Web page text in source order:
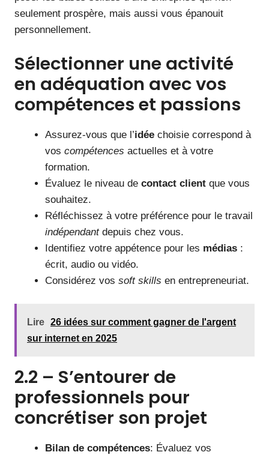
seulement prospère, mais aussi vous épanouit
personnellement.
Sélectionner une activité
en adéquation avec vos
compétences et passions
Assurez-vous que l’idée choisie correspond à
vos compétences actuelles et à votre
formation.
Évaluez le niveau de contact client que vous
souhaitez.
Réfléchissez à votre préférence pour le travail
indépendantdepuis chez vous.
Identifiez votre appétence pour les médias :
écrit, audio ou vidéo.
Considérez vos soft skills en entrepreneuriat.
Lire 26 idées sur comment gagner de l'argent
sur internet en 2025
2.2 – S’entourer de
professionnels pour
concrétiser son projet
Bilan de compétences: Évaluez vos